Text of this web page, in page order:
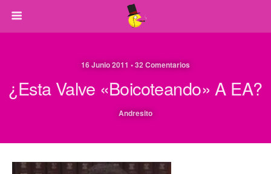
16 Junio 2011 • 32 Comentarios
¿Esta Valve «boicoteando» A EA?
Andresito